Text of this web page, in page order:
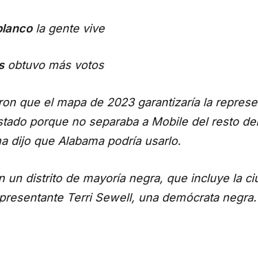
la gente vive
obtuvo más votos
que el mapa de 2023 garantizaría la
porque no separaba a Mobile del resto
dijo que Alabama podría usarlo.
un distrito de mayoría negra, que incluye la
Terri Sewell, una demócrata negra.